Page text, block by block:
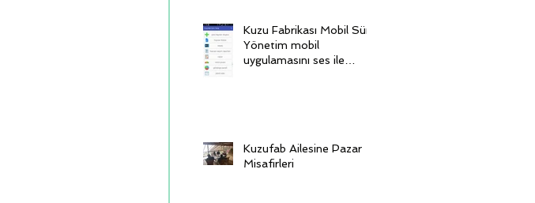
Kuzu Fabrikası Mobil Sürü
Yönetim mobil
uygulamasını ses ile
Kuzufab Ailesine Pazar
Misafirleri